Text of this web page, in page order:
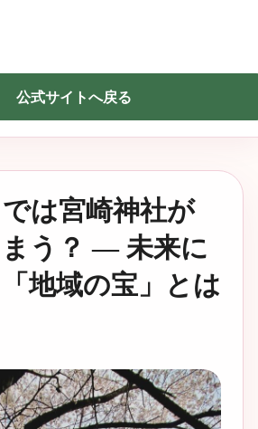
公式サイトへ戻る
は宮崎神社が
う？ ― 未来に
地域の宝」とは